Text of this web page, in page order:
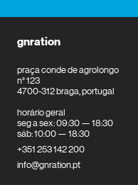
gnration
praça conde de agrolongo
n° 123
4700-312 braga, portugal
horário geral
seg a sex: 09:30 — 18:30
sáb: 10:00 — 18:30
+351 253 142 200
info@gnration.pt